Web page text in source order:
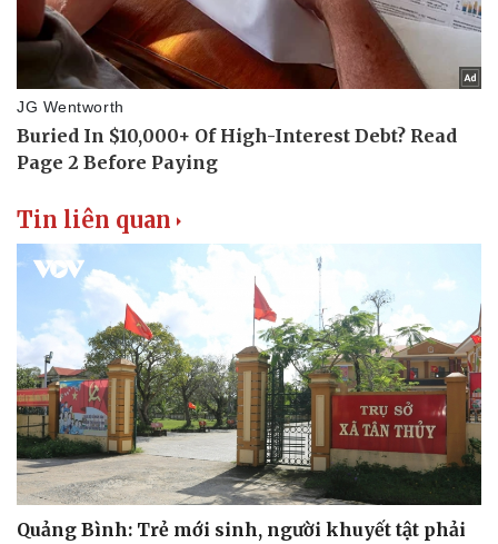
Văn học
Âm nhạc
Thời trang
Tin liên quan
Quảng Bình: Trẻ mới sinh, người khuyết tật phải